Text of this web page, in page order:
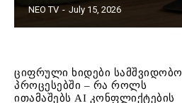
NEO TV - July 15, 2026
ციფრული ხიდები სამშვიდობო
პროცესებში – რა როლს
ითამაშებს AI კონფლიქტების